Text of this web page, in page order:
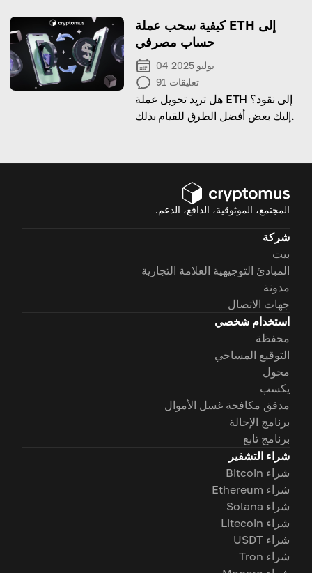
كيفية سحب عملة ETH إلى
حساب مصرفي
04 يوليو 2025
91 تعليقات
هل تريد تحويل عملة ETH إلى نقود؟
إليك بعض أفضل الطرق للقيام بذلك.
المجتمع، الموثوقية، الدافع، الدعم.
شركة
بيت
المبادئ التوجيهية العلامة التجارية
مدونة
جهات الاتصال
استخدام شخصي
محفظة
التوقيع المساحي
محول
يكسب
مدقق مكافحة غسل الأموال
برنامج الإحالة
برنامج تابع
شراء التشفير
شراء Bitcoin
شراء Ethereum
شراء Solana
شراء Litecoin
شراء USDT
شراء Tron